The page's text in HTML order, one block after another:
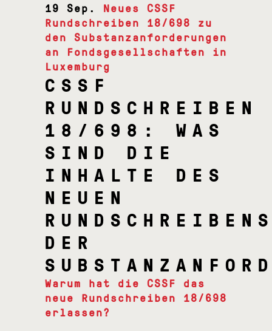
19 Sep.
Neues CSSF
Rundschreiben 18/698 zu
den Substanzanforderungen
an Fondsgesellschaften in
Luxemburg
CSSF
RUNDSCHREIBEN
18/698: WAS
SIND DIE
INHALTE DES
NEUEN
DER
Warum hat die CSSF das
neue Rundschreiben 18/698
erlassen?